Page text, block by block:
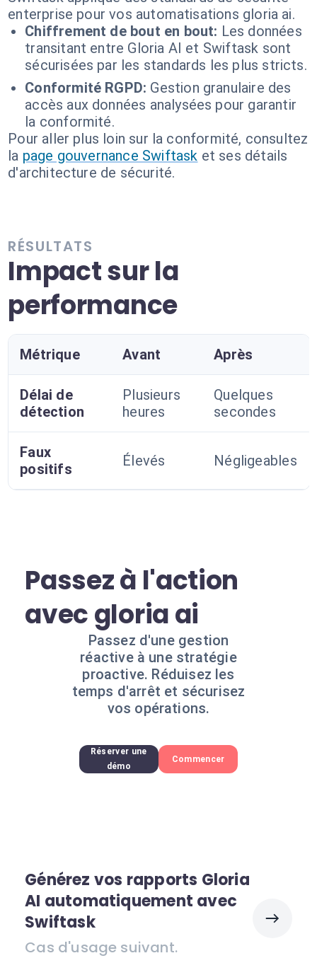
enterprise pour vos automatisations gloria ai.
Chiffrement de bout en bout: Les données
transitant entre Gloria AI et Swiftask sont
sécurisées par les standards les plus stricts.
Conformité RGPD: Gestion granulaire des
accès aux données analysées pour garantir
la conformité.
Pour aller plus loin sur la conformité, consultez
la page gouvernance Swiftask et ses détails
d'architecture de sécurité.
RÉSULTATS
Impact sur la
performance
Métrique Avant Après
Délai de
détection
Plusieurs
heures
Quelques
secondes
Faux
positifs
Élevés Négligeables
Passez à l'action
avec gloria ai
Passez d'une gestion
réactive à une stratégie
proactive. Réduisez les
temps d'arrêt et sécurisez
vos opérations.
Réserver une
démo
Commencer
Générez vos rapports Gloria
AI automatiquement avec
Swiftask
Cas d'usage suivant.